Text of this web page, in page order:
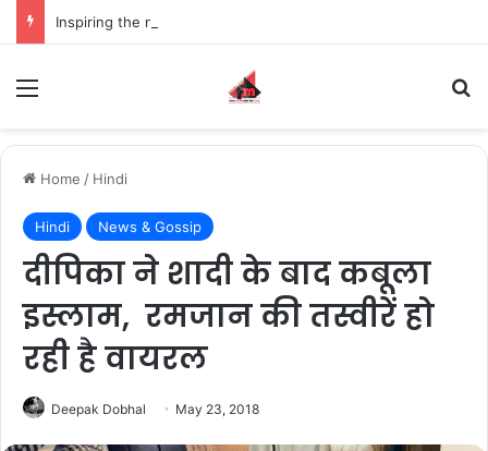
Home / Hindi
Hindi News & Gossip
दीप‍िका ने शादी के बाद कबूला
इस्लाम, रमजान की तस्वीरें हो
रही है वायरल
Deepak Dobhal May 23, 2018